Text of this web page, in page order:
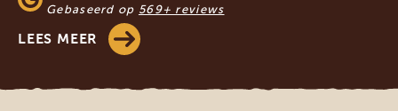
Gebaseerd op 569+ reviews
LEES MEER